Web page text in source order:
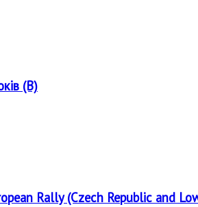
(B)
Rally (Czech Republic and